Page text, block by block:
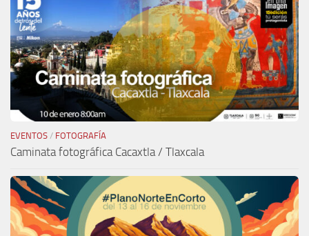
EVENTOS / FOTOGRAFÍA
Caminata fotográfica Cacaxtla / Tlaxcala